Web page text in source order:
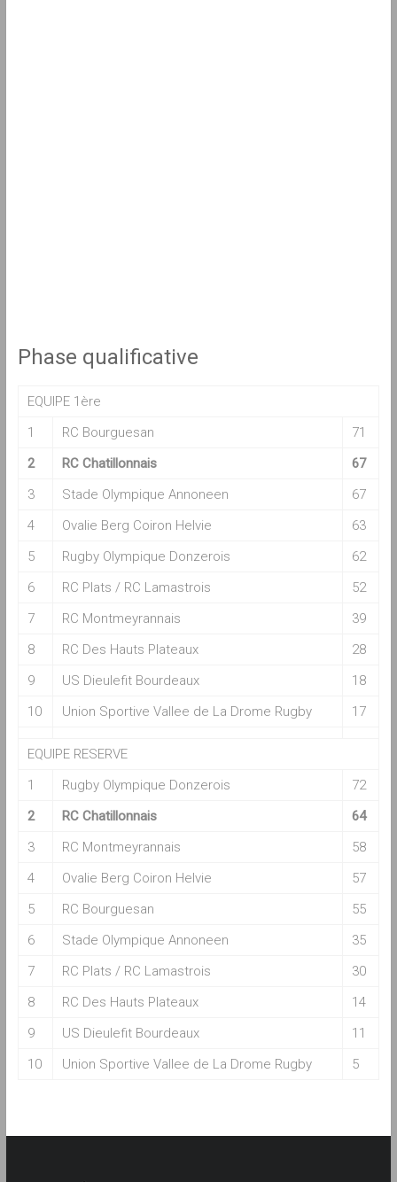
Phase qualificative
EQUIPE 1ère
1
RC Bourguesan
71
2
RC Chatillonnais
67
3
Stade Olympique Annoneen
67
4
Ovalie Berg Coiron Helvie
63
5
Rugby Olympique Donzerois
62
6
RC Plats / RC Lamastrois
52
7
RC Montmeyrannais
39
8
RC Des Hauts Plateaux
28
9
US Dieulefit Bourdeaux
18
10
Union Sportive Vallee de La Drome Rugby 17
EQUIPE RESERVE
1
Rugby Olympique Donzerois
72
2
RC Chatillonnais
64
3
RC Montmeyrannais
58
4
Ovalie Berg Coiron Helvie
57
5
RC Bourguesan
55
6
Stade Olympique Annoneen
35
7
RC Plats / RC Lamastrois
30
8
RC Des Hauts Plateaux
14
9
US Dieulefit Bourdeaux
11
10
Union Sportive Vallee de La Drome Rugby 5